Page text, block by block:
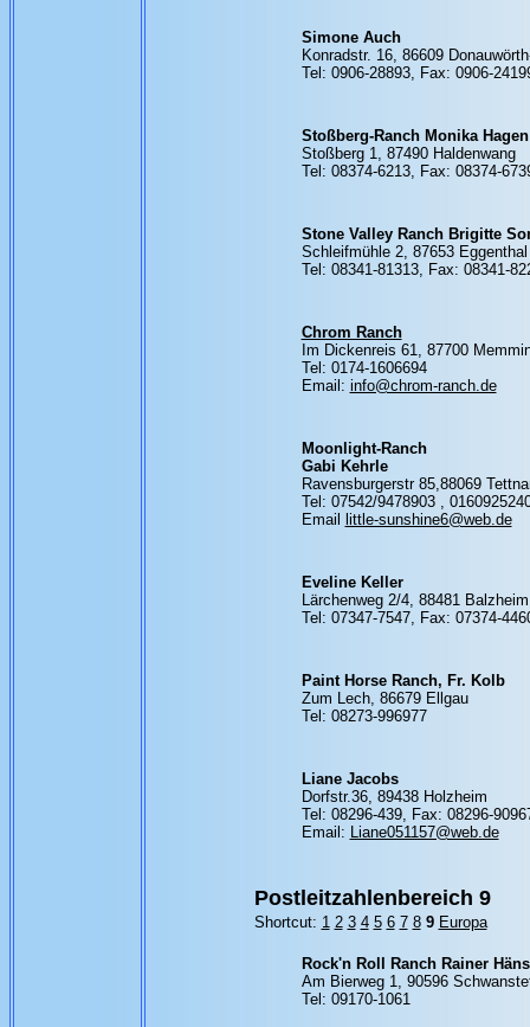
Simone Auch
Konradstr. 16, 86609
Tel: 0906-28893, Fax: 0906-
Stoßberg-Ranch Monika Hagen
Stoßberg 1, 87490 Haldenwang
Tel: 08374-6213, Fax: 08374-
Stone Valley Ranch Brigitte
Schleifmühle 2, 87653 Eggenthal
Tel: 08341-81313, Fax: 08341-
Chrom Ranch
Im Dickenreis 61, 87700
Tel: 0174-1606694
Email: info@chrom-ranch.de
Moonlight-Ranch
Gabi Kehrle
Ravensburgerstr 85,88069
Tel: 07542/9478903 ,
Email
little-sunshine6@web.de
Eveline Keller
Lärchenweg 2/4, 88481
Tel: 07347-7547, Fax: 07374-
Paint Horse Ranch, Fr. Kolb
Zum Lech, 86679 Ellgau
Tel: 08273-996977
Liane Jacobs
Dorfstr.36, 89438 Holzheim
Tel: 08296-439, Fax: 08296-
Email: Liane051157@web.de
Postleitzahlenbereich 9
Shortcut: 1 2 3 4 5 6 7 8 9 Europa
Rock'n Roll Ranch Rainer
Am Bierweg 1, 90596
Tel: 09170-1061